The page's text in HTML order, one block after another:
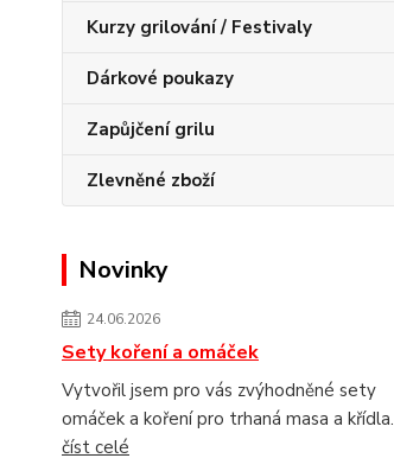
Kurzy grilování / Festivaly
Dárkové poukazy
Zapůjčení grilu
Zlevněné zboží
Novinky
24.06.2026
Sety koření a omáček
Vytvořil jsem pro vás zvýhodněné sety
omáček a koření pro trhaná masa a křídla.
číst celé